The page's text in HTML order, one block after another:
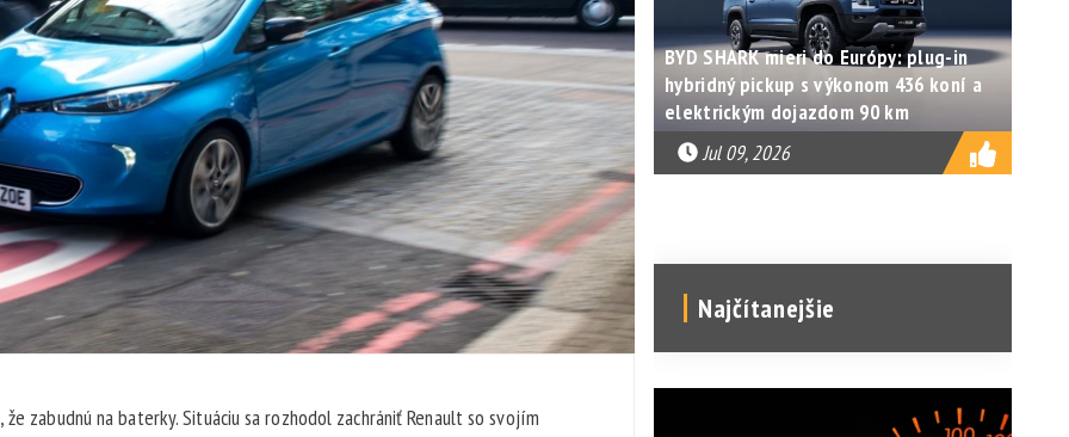
zabudnú na baterky. Situáciu sa rozhodol zachrániť Renault so svojím
BYD SHARK mieri do Európy: plug-in
hybridný pickup s výkonom 436 koní a
elektrickým dojazdom 90 km
Jul 09, 2026
Najčítanejšie